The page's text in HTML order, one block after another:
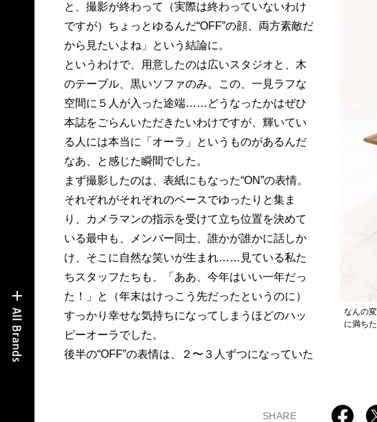
と、撮影が終わって（実際は終わっていないわけ
ですが）ちょっとゆるんだ“OFF”の顔、両方素敵だ
から見たいよね」という結論に。
というわけで、用意したのは広いスタジオと、木
のテーブル、黒いソファのみ。この、一見ラフな
空間に５人が入った途端……どうなったかはぜひ
本誌をごらんいただきたいわけですが、輝いてい
る人には本当に「オーラ」というものがあるんだ
なあ、と感じた瞬間でした。
まず撮影したのは、表紙にもなった“ON”の表情。
それぞれがそれぞれのペースでゆったりと集ま
り、カメラマンの指示を受けて立ち位置を決めて
いる最中も、メンバー同士、誰かが誰かに話しか
け、そこに自然な笑いが生まれ……見ている私た
ちスタッフたちも、「ああ、今年はいい一年だっ
た！」と（年末はけっこう先だったというのに）
すっかり幸せな気持ちになってしまうほどのハッ
ピーオーラでした。
後半の“OFF”の表情は、２〜３人ずつになっていた
なんの
に満ちた
SHARE